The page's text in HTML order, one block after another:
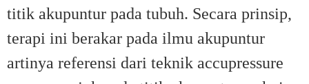
titik akupuntur pada tubuh. Secara prinsip,
terapi ini berakar pada ilmu akupuntur
artinya referensi dari teknik accupressure